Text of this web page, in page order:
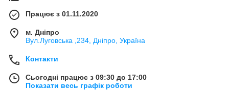
Працює з 01.11.2020
м. Дніпро
Вул.Луговська ,234, Дніпро, Україна
Контакти
Сьогодні працює з 09:30 до 17:00
Показати весь графік роботи